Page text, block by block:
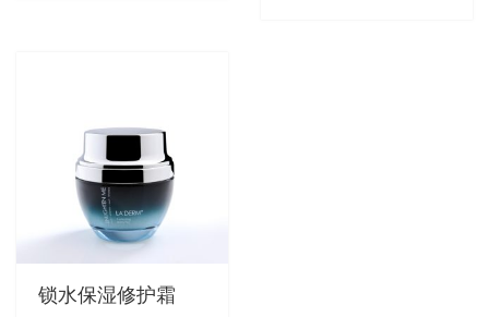
旅行套装
锁水保湿修护霜